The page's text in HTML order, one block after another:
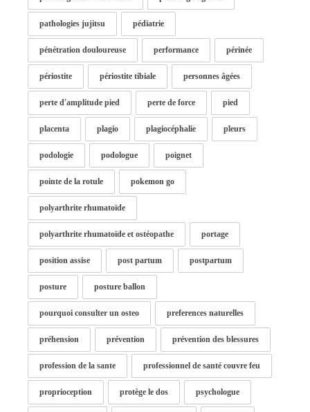
pathologies jujitsu pédiatrie
pénétration douloureuse performance périnée
périostite périostite tibiale personnes âgées
perte d'amplitude pied perte de force pied
placenta plagio plagiocéphalie pleurs
podologie podologue poignet
pointe de la rotule pokemon go
polyarthrite rhumatoïde
polyarthrite rhumatoïde et ostéopathe portage
position assise post partum postpartum
posture posture ballon
pourquoi consulter un osteo preferences naturelles
préhension prévention prévention des blessures
profession de la sante professionnel de santé couvre feu
proprioception protège le dos psychologue